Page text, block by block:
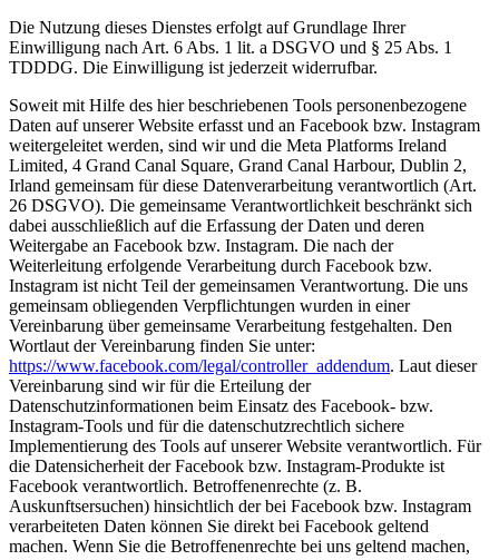
Die Nutzung dieses Dienstes erfolgt auf Grundlage Ihrer
Einwilligung nach Art. 6 Abs. 1 lit. a DSGVO und § 25 Abs. 1
TDDDG. Die Einwilligung ist jederzeit widerrufbar.
Soweit mit Hilfe des hier beschriebenen Tools personenbezogene
Daten auf unserer Website erfasst und an Facebook bzw. Instagram
weitergeleitet werden, sind wir und die Meta Platforms Ireland
Limited, 4 Grand Canal Square, Grand Canal Harbour, Dublin 2,
Irland gemeinsam für diese Datenverarbeitung verantwortlich (Art.
26 DSGVO). Die gemeinsame Verantwortlichkeit beschränkt sich
dabei ausschließlich auf die Erfassung der Daten und deren
Weitergabe an Facebook bzw. Instagram. Die nach der
Weiterleitung erfolgende Verarbeitung durch Facebook bzw.
Instagram ist nicht Teil der gemeinsamen Verantwortung. Die uns
gemeinsam obliegenden Verpflichtungen wurden in einer
Vereinbarung über gemeinsame Verarbeitung festgehalten. Den
Wortlaut der Vereinbarung finden Sie unter:
https://www.facebook.com/legal/controller_addendum. Laut dieser
Vereinbarung sind wir für die Erteilung der
Datenschutzinformationen beim Einsatz des Facebook- bzw.
Instagram-Tools und für die datenschutzrechtlich sichere
Implementierung des Tools auf unserer Website verantwortlich. Für
die Datensicherheit der Facebook bzw. Instagram-Produkte ist
Facebook verantwortlich. Betroffenenrechte (z. B.
Auskunftsersuchen) hinsichtlich der bei Facebook bzw. Instagram
verarbeiteten Daten können Sie direkt bei Facebook geltend
machen. Wenn Sie die Betroffenenrechte bei uns geltend machen,